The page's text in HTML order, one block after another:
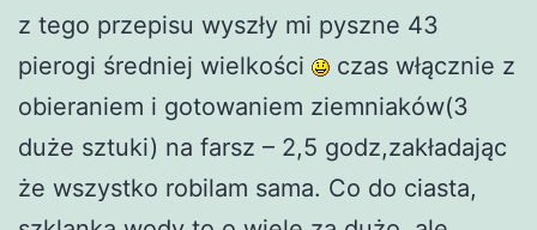
z tego przepisu wyszły mi pyszne 43
pierogi średniej wielkości
czas włącznie z
obieraniem i gotowaniem ziemniaków(3
duże sztuki) na farsz – 2,5 godz,zakładając
że wszystko robilam sama. Co do ciasta,